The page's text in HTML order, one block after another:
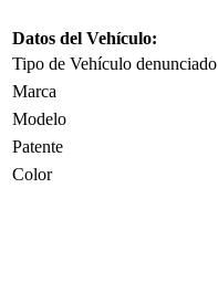
Datos del Vehículo:
Tipo de Vehículo denunciado
Marca
Modelo
Patente
Color